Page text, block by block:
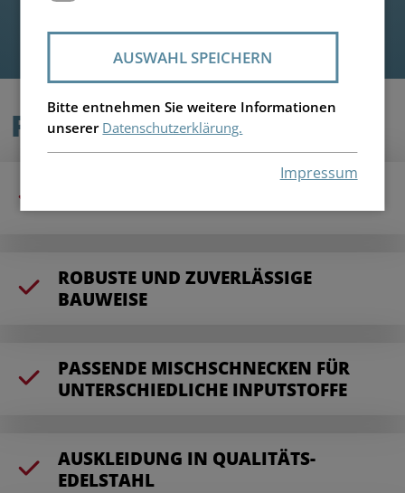
PRODUKTVORTEILE
ROBUSTE UND ZUVERLÄSSIGE
BAUWEISE
PASSENDE MISCHSCHNECKEN FÜR
UNTERSCHIEDLICHE INPUTSTOFFE
AUSKLEIDUNG IN QUALITÄTS-
EDELSTAHL
AUSWAHL SPEICHERN
Bitte entnehmen Sie weitere Informationen
unserer Datenschutzerklärung.
Impressum